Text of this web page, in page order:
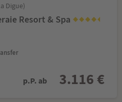
Digue)
Resort & Spa
p.P. ab 3.116 €